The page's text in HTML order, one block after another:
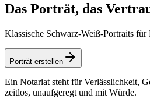
Das Porträt, das
Klassische Schwarz-Weiß-Portraits
Porträt erstellen
Ein Notariat steht für Verlässlichkeit,
zeitlos, unaufgeregt und mit Würde.